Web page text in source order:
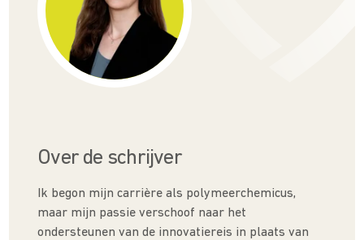
Over de schrijver
Ik begon mijn carrière als polymeerchemicus,
maar mijn passie verschoof naar het
ondersteunen van de innovatiereis in plaats van